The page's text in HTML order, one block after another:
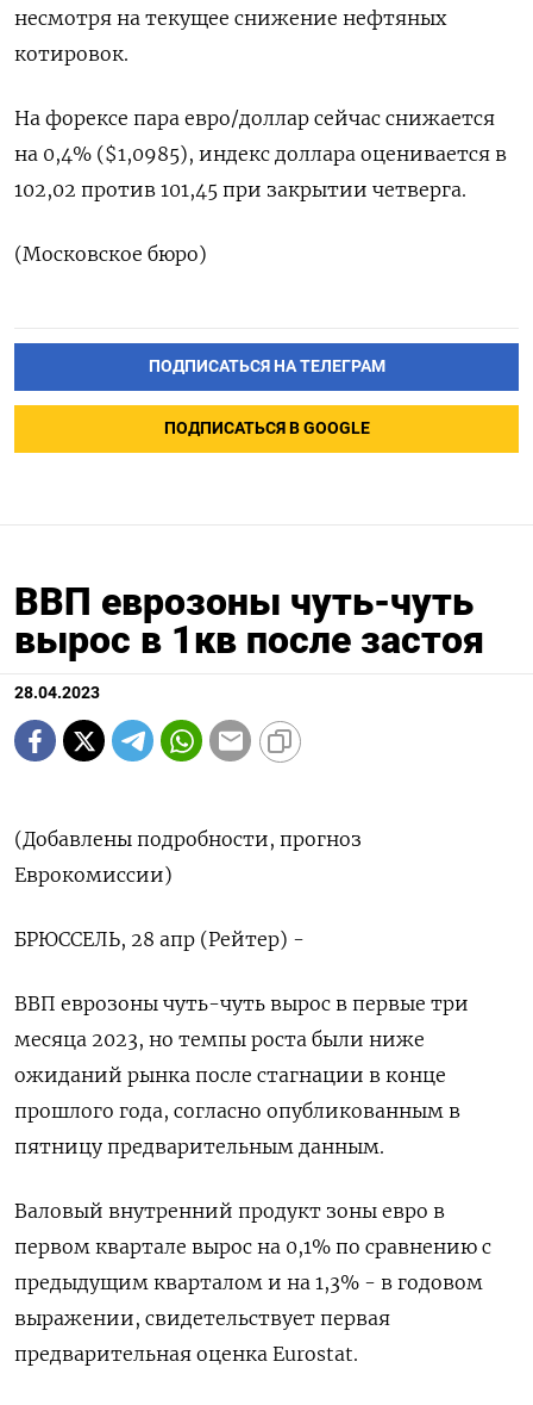
несмотря на текущее снижение нефтяных
котировок.
На форексе пара евро/доллар сейчас снижается
на 0,4% ($1,0985), индекс доллара оценивается в
102,02 против 101,45 при закрытии четверга.
(Московское бюро)
ПОДПИСАТЬСЯ НА ТЕЛЕГРАМ
ПОДПИСАТЬСЯ В GOOGLE
ВВП еврозоны чуть-чуть
вырос в 1кв после застоя
28.04.2023
(Добавлены подробности, прогноз
Еврокомиссии)
БРЮССЕЛЬ, 28 апр (Рейтер) -
ВВП еврозоны чуть-чуть вырос в первые три
месяца 2023, но темпы роста были ниже
ожиданий рынка после стагнации в конце
прошлого года, согласно опубликованным в
пятницу предварительным данным.
Валовый внутренний продукт зоны евро в
первом квартале вырос на 0,1% по сравнению с
предыдущим кварталом и на 1,3% - в годовом
выражении, свидетельствует первая
предварительная оценка Eurostat.